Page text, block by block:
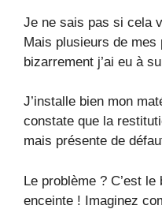
Je ne sais pas si cela
Mais plusieurs de mes
bizarrement j’ai eu à
J’installe bien mon
constate que la
mais présente de
Le problème ? C’est
enceinte ! Imaginez